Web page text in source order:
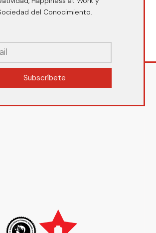
del Conocimiento.
Subscríbete